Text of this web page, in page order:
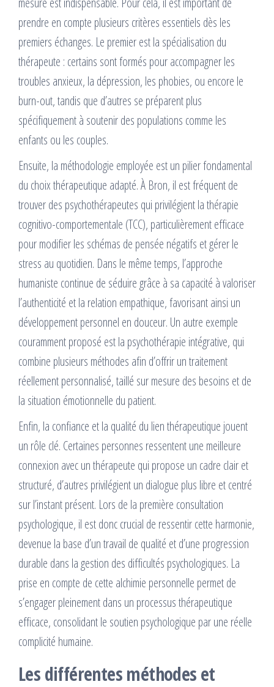
prendre en compte plusieurs critères essentiels dès les
premiers échanges. Le premier est la spécialisation du
thérapeute : certains sont formés pour accompagner les
troubles anxieux, la dépression, les phobies, ou encore le
burn-out, tandis que d’autres se préparent plus
spécifiquement à soutenir des populations comme les
enfants ou les couples.
Ensuite, la méthodologie employée est un pilier fondamental
du choix thérapeutique adapté. À Bron, il est fréquent de
trouver des psychothérapeutes qui privilégient la thérapie
cognitivo-comportementale (TCC), particulièrement efficace
pour modifier les schémas de pensée négatifs et gérer le
stress au quotidien. Dans le même temps, l’approche
humaniste continue de séduire grâce à sa capacité à valoriser
l’authenticité et la relation empathique, favorisant ainsi un
développement personnel en douceur. Un autre exemple
couramment proposé est la psychothérapie intégrative, qui
combine plusieurs méthodes afin d’offrir un traitement
réellement personnalisé, taillé sur mesure des besoins et de
la situation émotionnelle du patient.
Enfin, la confiance et la qualité du lien thérapeutique jouent
un rôle clé. Certaines personnes ressentent une meilleure
connexion avec un thérapeute qui propose un cadre clair et
structuré, d’autres privilégient un dialogue plus libre et centré
sur l’instant présent. Lors de la première consultation
psychologique, il est donc crucial de ressentir cette harmonie,
devenue la base d’un travail de qualité et d’une progression
durable dans la gestion des difficultés psychologiques. La
prise en compte de cette alchimie personnelle permet de
s’engager pleinement dans un processus thérapeutique
efficace, consolidant le soutien psychologique par une réelle
complicité humaine.
Les différentes méthodes et